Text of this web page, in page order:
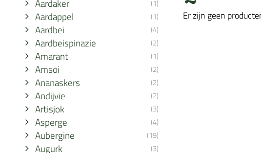
Aardaker
(1)
Aardappel (1)
Aardbei (4)
Aardbeispinazie (2)
Amarant (1)
Amsoi (2)
Ananaskers (2)
Andijvie (2)
Artisjok (3)
Asperge (4)
Aubergine (19)
Augurk (3)
Er zijn geen